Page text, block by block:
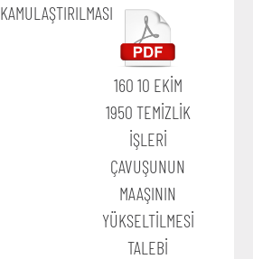
KAMULAŞTIRILMASI
160 10 EKİM
1950 TEMİZLİK
İŞLERİ
ÇAVUŞUNUN
MAAŞININ
YÜKSELTİLMESİ
TALEBİ